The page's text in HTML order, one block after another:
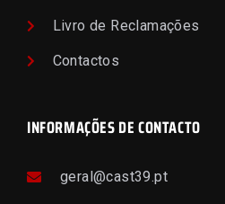
Livro de Reclamações
Contactos
INFORMAÇÕES DE CONTACTO
geral@cast39.pt